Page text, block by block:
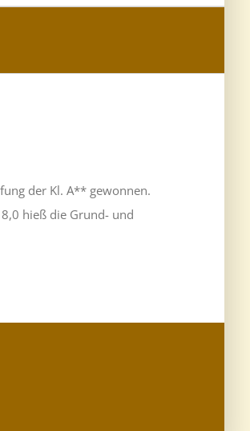
der Kl. A** gewonnen.
hieß die Grund- und